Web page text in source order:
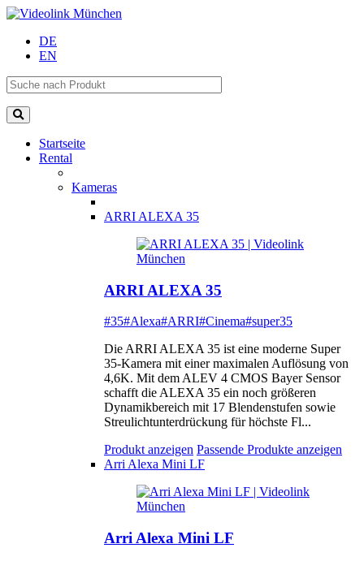
DE
EN
Startseite
Rental
Kameras
ARRI ALEXA 35
ARRI ALEXA 35
#35#Alexa#ARRI#Cinema#super35
Die ARRI ALEXA 35 ist eine moderne Super
35-Kamera mit einer maximalen Auflösung von
4,6K. Mit dem ALEV 4 CMOS Bayer Sensor
schafft die ALEXA 35 ein noch größeren
Dynamikbereich mit 17 Blendenstufen sowie
Streulichtunterdrückung für höchste Fl...
Produkt anzeigen Passende Produkte anzeigen
Arri Alexa Mini LF
Arri Alexa Mini LF